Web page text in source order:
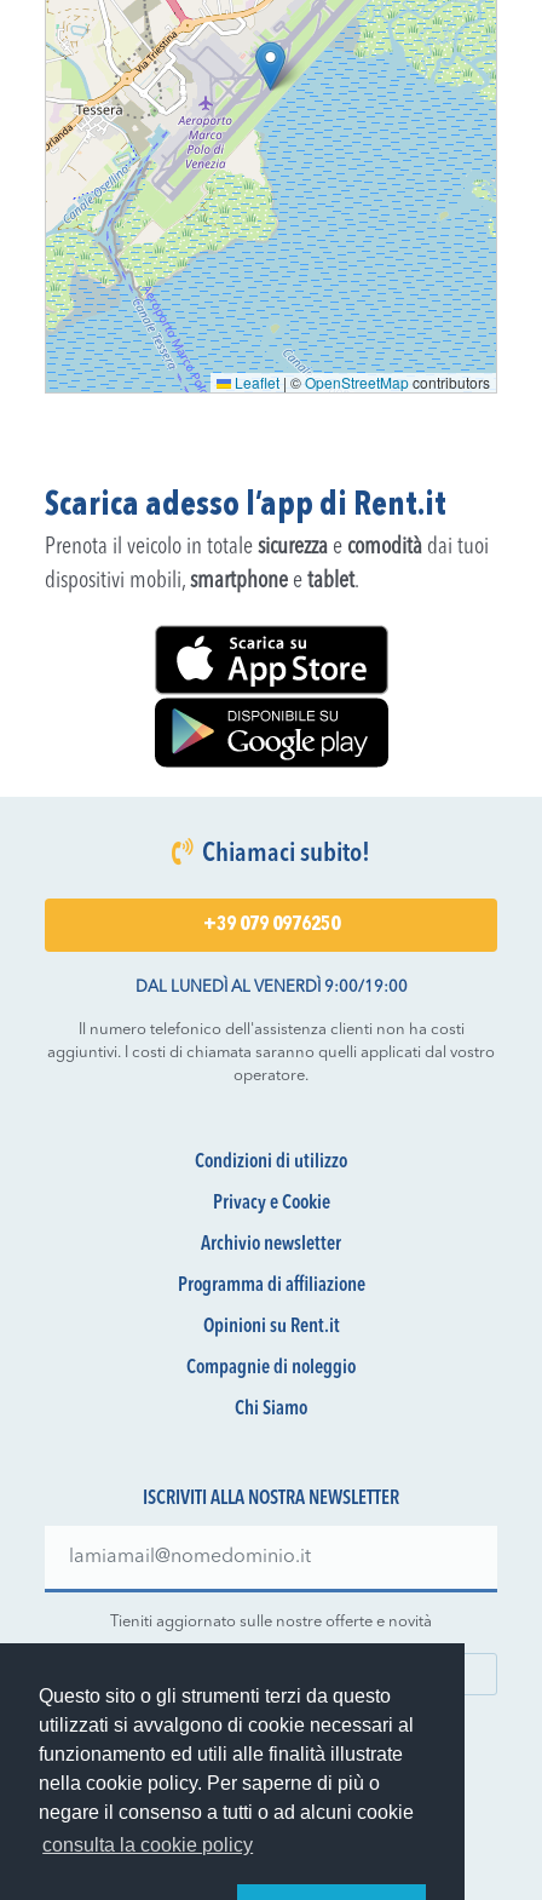
Questo sito o gli strumenti terzi da questo
utilizzati si avvalgono di cookie necessari al
funzionamento ed utili alle finalità illustrate
nella cookie policy. Per saperne di più o
negare il consenso a tutti o ad alcuni cookie
consulta la cookie policy
Leaflet | ©OpenStreetMapcontributors
Scarica adesso l’app di Rent.it
Prenota il veicolo in totalesicurezza e comodità dai tuoi
dispositivi mobili,smartphone etablet.
Chiamaci subito!
+39 079 0976250
DAL LUNEDÌ AL VENERDÌ 9:00/19:00
Il numero telefonico dell'assistenza clienti non ha costi
aggiuntivi. I costi di chiamata saranno quelli applicati dal vostro
operatore.
Condizioni di utilizzo
Privacy e Cookie
Archivio newsletter
Programma di affiliazione
Opinioni su Rent.it
Compagnie di noleggio
Chi Siamo
ISCRIVITI ALLA NOSTRA NEWSLETTER
Tieniti aggiornato sulle nostre offerte e novità
Rent.it®è un marchio registrato di Rent.it Srl